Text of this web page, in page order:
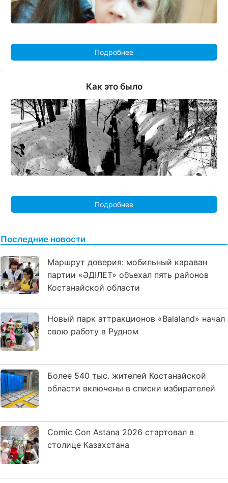
Подробнее
Как это было
Подробнее
Последние новости
Маршрут доверия: мобильный караван
партии «ӘДІЛЕТ» объехал пять районов
Костанайской области
Новый парк аттракционов «Balaland» начал
свою работу в Рудном
Более 540 тыс. жителей Костанайской
области включены в списки избирателей
Comic Con Astana 2026 стартовал в
столице Казахстана